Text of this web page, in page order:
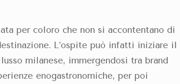
per coloro che non si accontentano di
L’ospite può infatti iniziare il
milanese, immergendosi tra brand
enogastronomiche, per poi